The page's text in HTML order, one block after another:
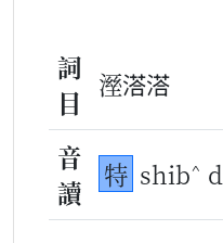
詞
目
溼溚溚
音
讀
特 shib^